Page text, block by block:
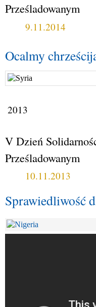
Prześladowanym
9.11.2014
Ocalmy
2013
V Dzień
Prześladowanym
10.11.2013
Sprawiedliwość